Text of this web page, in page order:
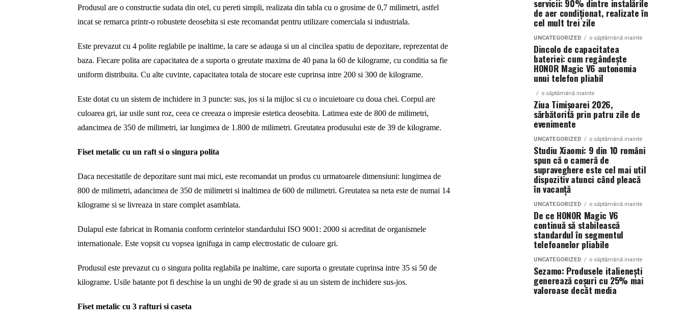
Produsul are o constructie sudata din otel, cu pereti simpli, realizata din tabla cu o grosime de 0,7 milimetri, astfel
incat se remarca printr-o robustete deosebita si este recomandat pentru utilizare comerciala si industriala.
Este prevazut cu 4 polite reglabile pe inaltime, la care se adauga si un al cincilea spatiu de depozitare, reprezentat de
baza. Fiecare polita are capacitatea de a suporta o greutate maxima de 40 pana la 60 de kilograme, cu conditia sa fie
uniform distribuita. Cu alte cuvinte, capacitatea totala de stocare este cuprinsa intre 200 si 300 de kilograme.
Este dotat cu un sistem de inchidere in 3 puncte: sus, jos si la mijloc si cu o incuietoare cu doua chei. Corpul are
culoarea gri, iar usile sunt roz, ceea ce creeaza o impresie estetica deosebita. Latimea este de 800 de milimetri,
adancimea de 350 de milimetri, iar lungimea de 1.800 de milimetri. Greutatea produsului este de 39 de kilograme.
Fiset metalic cu un raft si o singura polita
Daca necesitatile de depozitare sunt mai mici, este recomandat un produs cu urmatoarele dimensiuni: lungimea de
800 de milimetri, adancimea de 350 de milimetri si inaltimea de 600 de milimetri. Greutatea sa neta este de numai 14
kilograme si se livreaza in stare complet asamblata.
Dulapul este fabricat in Romania conform cerintelor standardului ISO 9001: 2000 si acreditat de organismele
internationale. Este vopsit cu vopsea ignifuga in camp electrostatic de culoare gri.
Produsul este prevazut cu o singura polita reglabila pe inaltime, care suporta o greutate cuprinsa intre 35 si 50 de
kilograme. Usile batante pot fi deschise la un unghi de 90 de grade si au un sistem de inchidere sus-jos.
Fiset metalic cu 3 rafturi si caseta
servicii: 90% dintre instalările
de aer condiționat, realizate în
cel mult trei zile
UNCATEGORIZED o săptămână inainte
Dincolo de capacitatea
bateriei: cum regândește
HONOR Magic V6 autonomia
unui telefon pliabil
o săptămână inainte
Ziua Timișoarei 2026,
sărbătorită prin patru zile de
evenimente
UNCATEGORIZED o săptămână inainte
Studiu Xiaomi: 9 din 10 români
spun că o cameră de
supraveghere este cel mai util
dispozitiv atunci când pleacă
în vacanță
UNCATEGORIZED o săptămână inainte
De ce HONOR Magic V6
continuă să stabilească
standardul în segmentul
telefoanelor pliabile
UNCATEGORIZED o săptămână inainte
Sezamo: Produsele italienești
generează coșuri cu 25% mai
valoroase decât media